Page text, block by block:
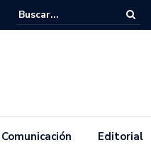
feminista se
Editorial